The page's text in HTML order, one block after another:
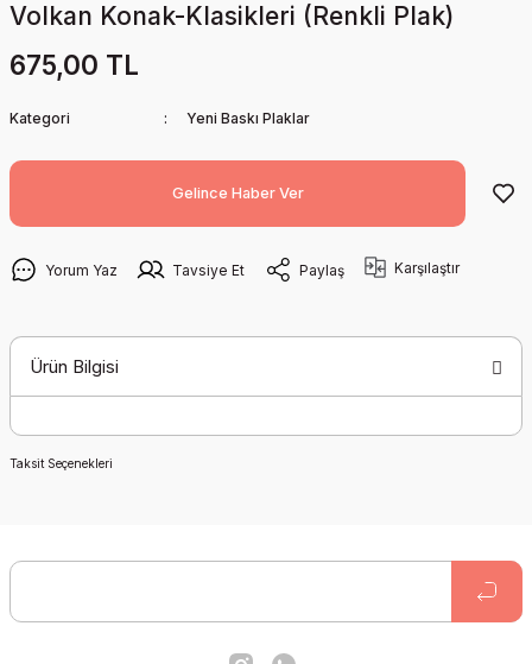
Volkan Konak-Klasikleri (Renkli Plak)
675,00 TL
Kategori Yeni Baskı Plaklar
Gelince Haber Ver
Yorum Yaz Tavsiye Et Paylaş Karşılaştır
Ürün Bilgisi
Taksit Seçenekleri